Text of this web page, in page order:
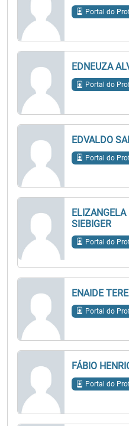
Portal do
EDNEUZA
Portal do
EDVALDO
Portal do
SIEBIGER
Portal do
ENAIDE
Portal do
FÁBIO
Portal do